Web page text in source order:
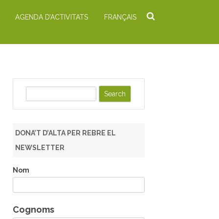
AGENDA D’ACTIVITATS FRANÇAIS
h
DONA’T D’ALTA PER REBRE EL
NEWSLETTER
Nom
Cognoms